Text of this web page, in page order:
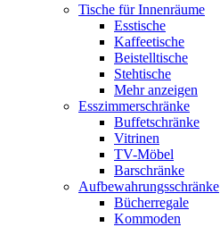
Tische für Innenräume
Esstische
Kaffeetische
Beistelltische
Stehtische
Mehr anzeigen
Esszimmerschränke
Buffetschränke
Vitrinen
TV-Möbel
Barschränke
Aufbewahrungsschränke
Bücherregale
Kommoden